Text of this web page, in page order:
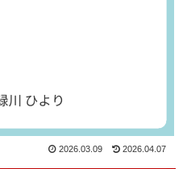
2026.03.09 2026.04.07